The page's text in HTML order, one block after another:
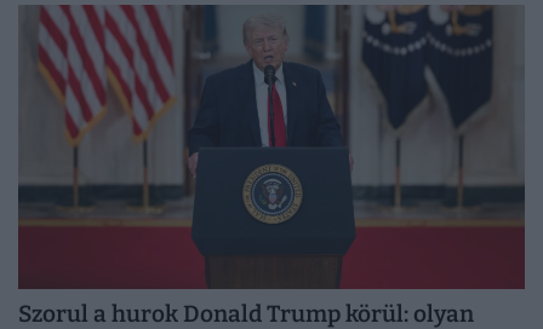
kereskedelemről.
Szorul a hurok Donald Trump körül: olyan